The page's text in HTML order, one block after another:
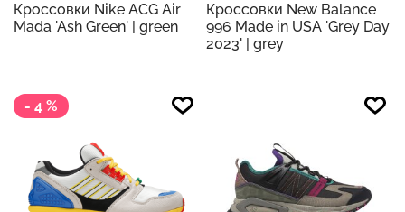
Кроссовки Nike ACG Air
Mada 'Ash Green' | green
Кроссовки New Balance
996 Made in USA 'Grey Day
2023' | grey
- 4 %